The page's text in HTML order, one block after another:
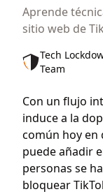
Aprende
sitio web de
Tech
Team
Con un flujo
induce a la
común hoy en
puede añadir
personas se
bloquear